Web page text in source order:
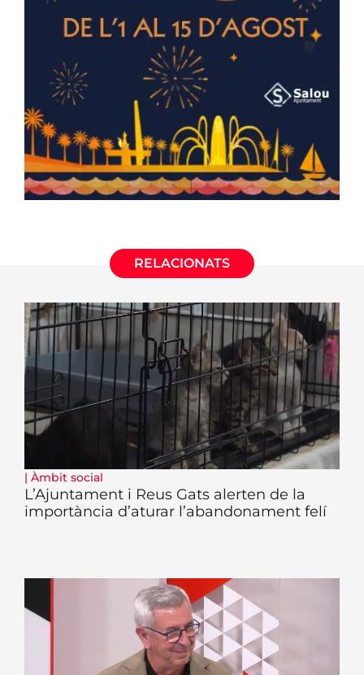
RELACIONATS
| Àmbit social
L’Ajuntament i Reus Gats alerten de la
importància d’aturar l’abandonament felí